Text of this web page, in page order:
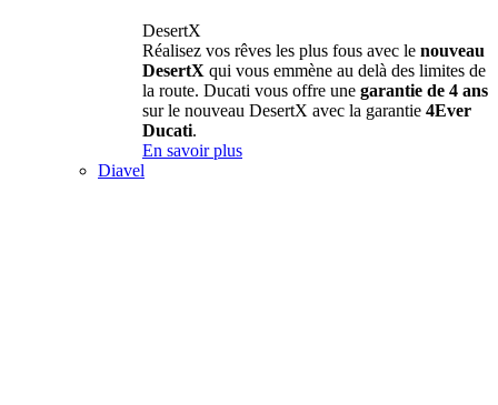
DesertX
Réalisez vos rêves les plus fous avec le nouveau
DesertX qui vous emmène au delà des limites de
la route. Ducati vous offre une garantie de 4 ans
sur le nouveau DesertX avec la garantie 4Ever
Ducati.
En savoir plus
Diavel